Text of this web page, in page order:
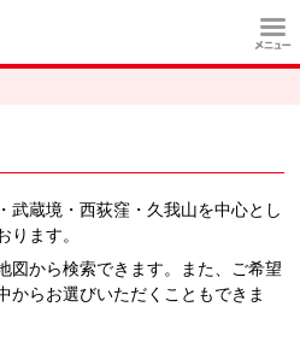
武蔵境・西荻窪・久我山を中心とし
ります。
図から検索できます。また、ご希望
からお選びいただくこともできま